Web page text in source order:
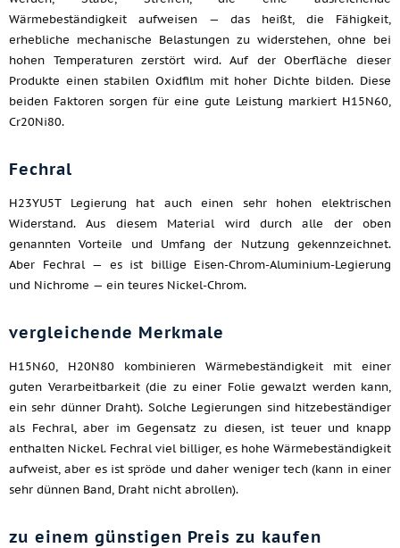
Wärmebeständigkeit aufweisen — das heißt, die Fähigkeit,
erhebliche mechanische Belastungen zu widerstehen, ohne bei
hohen Temperaturen zerstört wird. Auf der Oberfläche dieser
Produkte einen stabilen Oxidfilm mit hoher Dichte bilden. Diese
beiden Faktoren sorgen für eine gute Leistung markiert H15N60,
Cr20Ni80.
Fechral
H23YU5T Legierung hat auch einen sehr hohen elektrischen
Widerstand. Aus diesem Material wird durch alle der oben
genannten Vorteile und Umfang der Nutzung gekennzeichnet.
Aber Fechral — es ist billige Eisen-Chrom-Aluminium-Legierung
und Nichrome — ein teures Nickel-Chrom.
vergleichende Merkmale
H15N60, H20N80 kombinieren Wärmebeständigkeit mit einer
guten Verarbeitbarkeit (die zu einer Folie gewalzt werden kann,
ein sehr dünner Draht). Solche Legierungen sind hitzebeständiger
als Fechral, aber im Gegensatz zu diesen, ist teuer und knapp
enthalten Nickel. Fechral viel billiger, es hohe Wärmebeständigkeit
aufweist, aber es ist spröde und daher weniger tech (kann in einer
sehr dünnen Band, Draht nicht abrollen).
zu einem günstigen Preis zu kaufen